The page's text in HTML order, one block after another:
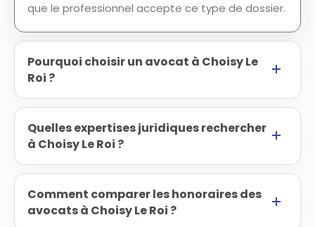
que le professionnel accepte ce type de dossier.
Pourquoi choisir un avocat à Choisy Le
Roi ?
Quelles expertises juridiques rechercher
à Choisy Le Roi ?
Comment comparer les honoraires des
avocats à Choisy Le Roi ?